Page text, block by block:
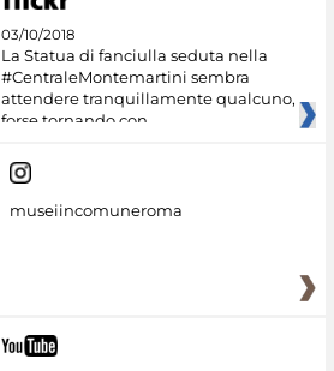
03/10/2018
La Statua di fanciulla seduta nella
#CentraleMontemartini sembra
attendere tranquillamente qualcuno,
forse tornando con
museiincomuneroma